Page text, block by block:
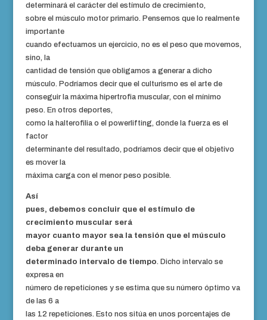
determinará el carácter del estímulo de crecimiento,
sobre el músculo motor primario. Pensemos que lo realmente
importante
cuando efectuamos un ejercicio, no es el peso que movemos,
sino, la
cantidad de tensión que obligamos a generar a dicho
músculo. Podríamos decir que el culturismo es el arte de
conseguir la máxima hipertrofia muscular, con el mínimo
peso. En otros deportes,
como la halterofilia o el powerlifting, donde la fuerza es el
factor
determinante del resultado, podríamos decir que el objetivo
es mover la
máxima carga con el menor peso posible.
Así
pues, debemos concluir que el estímulo de
crecimiento muscular será
mayor cuanto mayor sea la tensión que el músculo
deba generar durante un
determinado intervalo de tiempo. Dicho intervalo se
expresa en
número de repeticiones y se estima que su número óptimo va
de las 6 a
las 12 repeticiones. Esto nos sitúa en unos porcentajes de